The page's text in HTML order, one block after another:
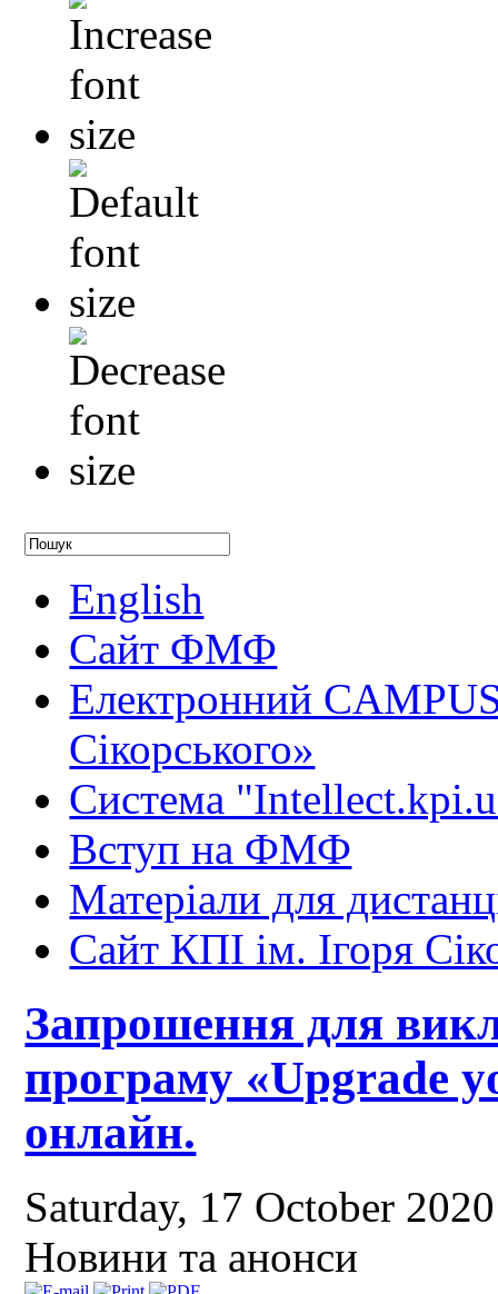
English
Сайт ФМФ
Електронний
Сікорського»
Система
Вступ на ФМФ
Матеріали для
Сайт КПІ ім. Ігоря
Запрошення для
програму «Upgrade
онлайн.
Saturday, 17 October
Новини та анонси